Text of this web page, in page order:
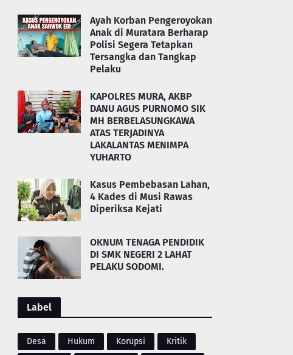
Ayah Korban Pengeroyokan
Anak di Muratara Berharap
Polisi Segera Tetapkan
Tersangka dan Tangkap
Pelaku
KAPOLRES MURA, AKBP
DANU AGUS PURNOMO SIK
MH BERBELASUNGKAWA
ATAS TERJADINYA
LAKALANTAS MENIMPA
YUHARTO
Kasus Pembebasan Lahan,
4 Kades di Musi Rawas
Diperiksa Kejati
OKNUM TENAGA PENDIDIK
DI SMK NEGERI 2 LAHAT
PELAKU SODOMI.
Label
Desa Hukum Korupsi
Kritik